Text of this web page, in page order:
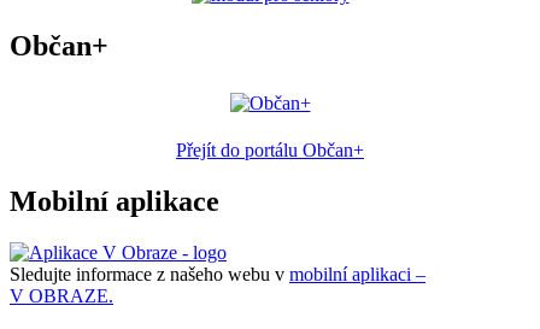
Občan+
Přejít do portálu Občan+
Mobilní aplikace
Sledujte informace z našeho webu v mobilní aplikaci –
V OBRAZE.